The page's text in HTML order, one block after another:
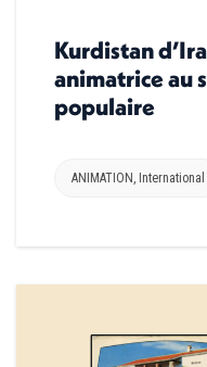
Kurdistan
animatrice au
populaire
ANIMATION , International